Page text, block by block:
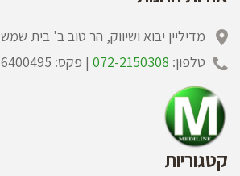
מדיליין יבוא ושיווק, הר טוב ב' בית שמש
טלפון: 072-2150308 | פקס: 02-6400495
קטגוריות